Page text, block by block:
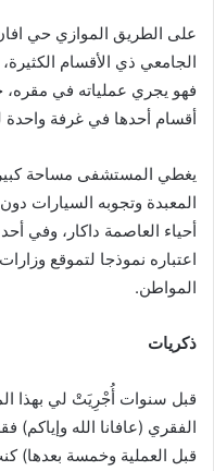
الجامعي ذي الأقسام
فهو يجري عملياته في
أقسام أحدها في غرفة واحدة
يغطي المستشفى مساحة
المعبدة وتجوبه السيارات
أحياء العاصمة داكار، وفي
اعتباره نموذجا لتموقع
المواطن.
ذكريات
قبل سنوات أُجْرِيَتْ لي بهذا
الفقري (عافانا الله
قبل العملية وخمسة بعدها)